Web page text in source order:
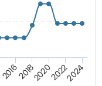
20162018202020222024